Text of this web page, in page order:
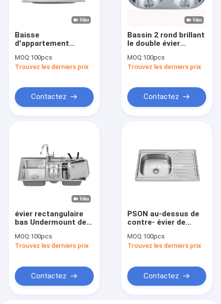
Baisse
d'appartement
simple 800*500mm
de cuvette d'acier
MOQ:100pcs
Trouvez les derniers prix
Contactez
Bassin 2 rond brillant
le double évier
cuvette d'acier
inoxydable
MOQ:100pcs
Trouvez les derniers prix
Contactez
évier rectangulaire
bas Undermount de
inoxydable de 50cm
le double a balayé
MOQ:100pcs
Trouvez les derniers prix
Contactez
PSON au-dessus de
contre- évier de
d'évier avec l'anti
corrosion
MOQ:100pcs
Trouvez les derniers prix
Contactez